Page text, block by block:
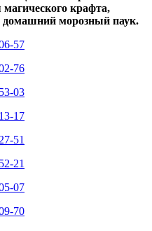
магического крафта,
домашний морозный паук.